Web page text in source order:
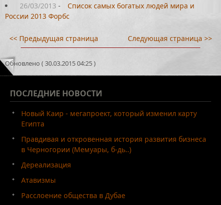
26/03/2013 -
Список самых богатых людей мира и
России 2013 Форбс
<< Предыдущая страница Следующая страница >>
Обновлено ( 30.03.2015 04:25 )
ПОСЛЕДНИЕ НОВОСТИ
Новый Каир - мегапроект, который изменил карту
Египта
Правдивая и откровенная история развития бизнеса
в Черногории (Мемуары, б-дь..)
Дереализация
Атавизмы
Расслоение общества в Дубае